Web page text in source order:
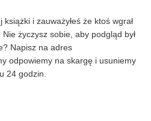
i zauważyłeś że ktoś wgrał
życzysz sobie, aby podgląd był
Napisz na adres
odpowiemy na skargę i usuniemy
24 godzin.